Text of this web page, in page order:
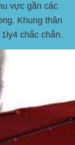
vực gần các
. Khung thân
chắc chắn.